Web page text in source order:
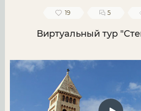
19 5
Виртуальный тур